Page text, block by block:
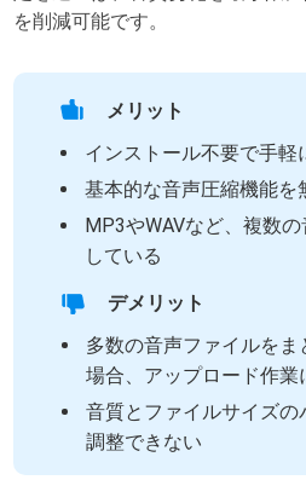
を削減可能です。
メリット
インストール不要で手軽
基本的な音声圧縮機能を
MP3やWAVなど、複数
している
デメリット
多数の音声ファイルをま
場合、アップロード作業
音質とファイルサイズの
調整できない